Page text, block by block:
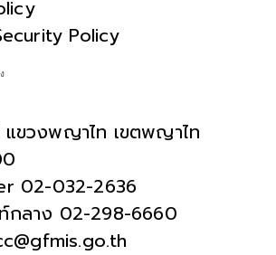
Policy
แขวงพญาไท เขตพญาไท
02-032-2636
กลาง 02-298-6660